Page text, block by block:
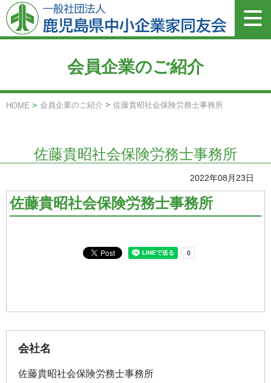
会員企業のご紹介
HOME 会員企業のご紹介 佐藤貴昭社会保険労務士事務所
佐藤貴昭社会保険労務士事務所
2022年08月23日
佐藤貴昭社会保険労務士事務所
会社名
佐藤貴昭社会保険労務士事務所